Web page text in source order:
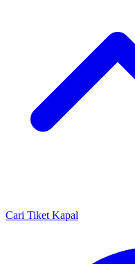
Cari Tiket Kapal